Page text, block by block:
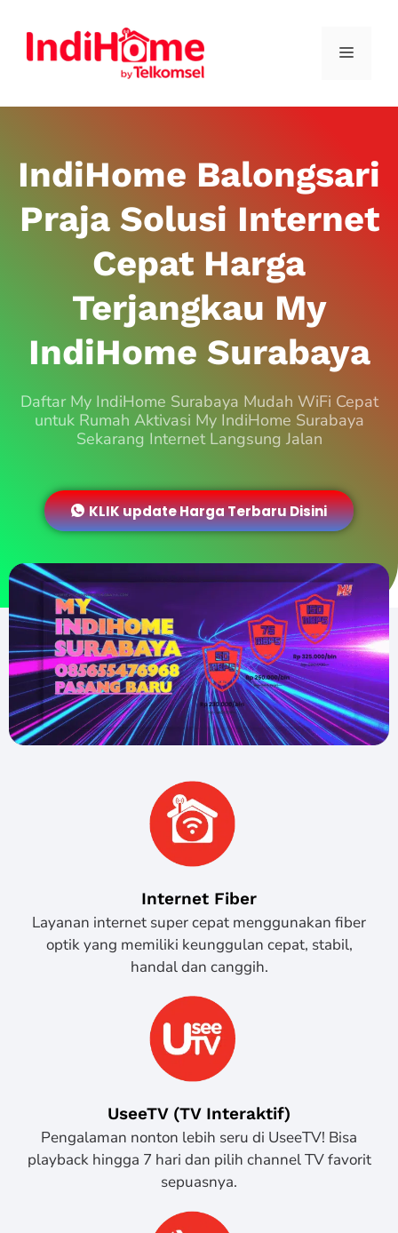
IndiHome Balongsari
Praja Solusi Internet
Cepat Harga
Terjangkau My
IndiHome Surabaya
Daftar My IndiHome Surabaya Mudah WiFi Cepat
untuk Rumah Aktivasi My IndiHome Surabaya
Sekarang Internet Langsung Jalan
KLIK update Harga Terbaru Disini
Internet Fiber
Layanan internet super cepat menggunakan fiber
optik yang memiliki keunggulan cepat, stabil,
handal dan canggih.
UseeTV (TV Interaktif)
Pengalaman nonton lebih seru di UseeTV! Bisa
playback hingga 7 hari dan pilih channel TV favorit
sepuasnya.